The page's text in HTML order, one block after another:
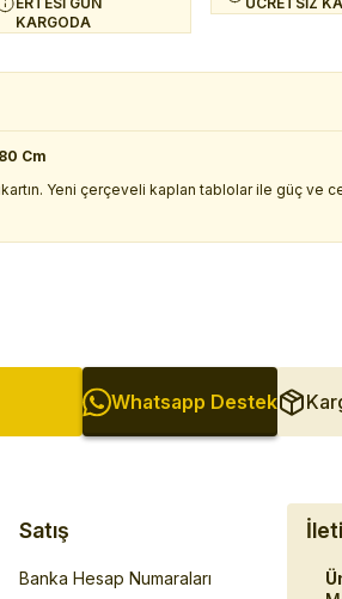
KARGODA
Cm
Yeni çerçeveli kaplan tablolar ile güç ve
Whatsapp Destek
Satış
Banka Hesap Numaraları